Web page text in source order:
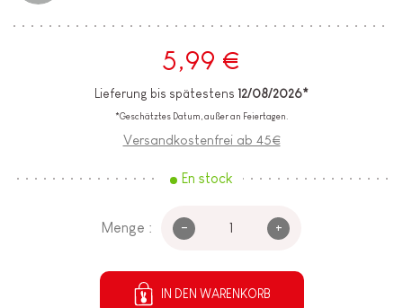
5,99 €
Lieferung bis spätestens 12/08/2026*
*Geschätztes Datum, außer an Feiertagen.
Versandkostenfrei ab 45€
En stock
Menge : - +
IN DEN WARENKORB